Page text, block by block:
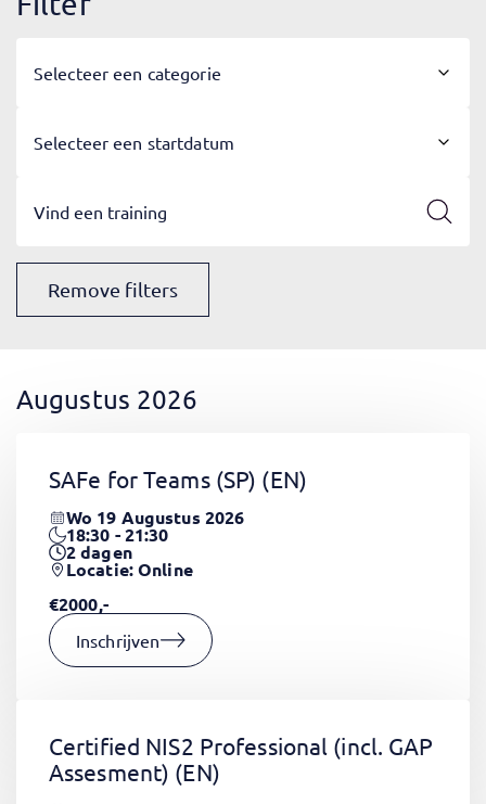
Selecteer een categorie
Selecteer een startdatum
Remove filters
Augustus 2026
SAFe for Teams (SP) (EN)
Wo 19 Augustus 2026
18:30 - 21:30
2dagen
Locatie: Online
€2000,-
Inschrijven
Certified NIS2 Professional (incl. GAP
Assesment) (EN)